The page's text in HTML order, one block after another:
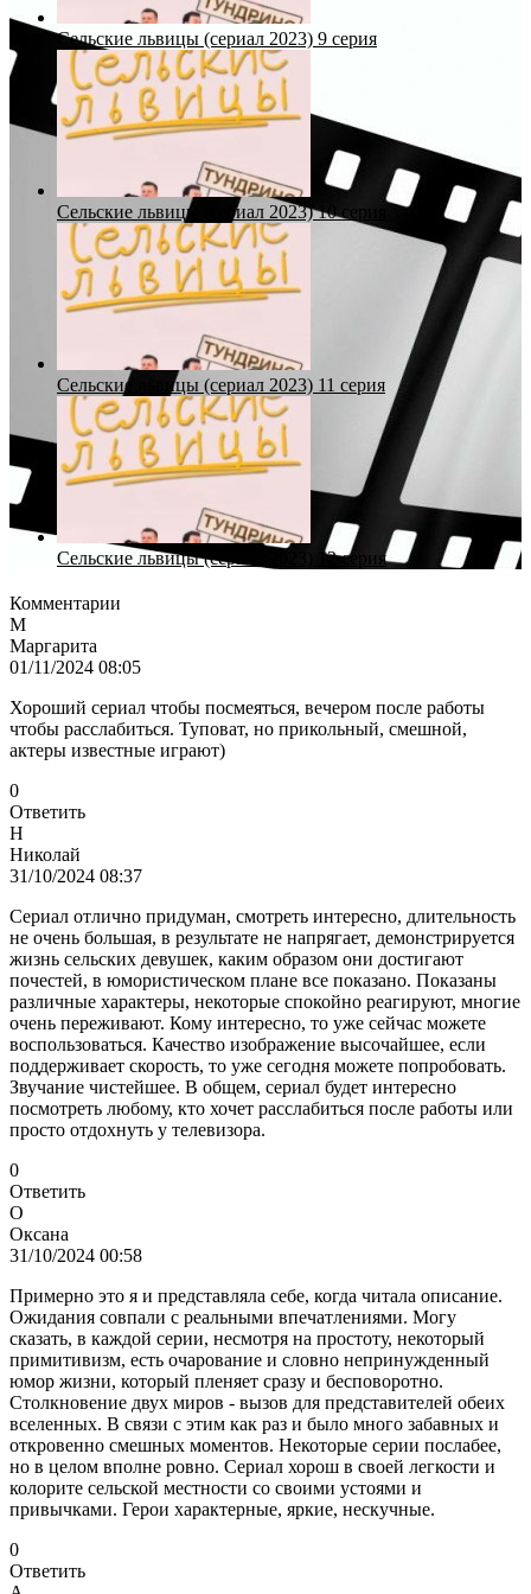
Сельские львицы (сериал 2023) 9 серия
Сельские львицы (сериал 2023) 10 серия
Сельские львицы (сериал 2023) 11 серия
Сельские львицы (сериал 2023) 12 серия
Комментарии
М
Маргарита
01/11/2024 08:05
Хороший сериал чтобы посмеяться, вечером после работы
чтобы расслабиться. Туповат, но прикольный, смешной,
актеры известные играют)
0
Ответить
Н
Николай
31/10/2024 08:37
Сериал отлично придуман, смотреть интересно, длительность
не очень большая, в результате не напрягает, демонстрируется
жизнь сельских девушек, каким образом они достигают
почестей, в юмористическом плане все показано. Показаны
различные характеры, некоторые спокойно реагируют, многие
очень переживают. Кому интересно, то уже сейчас можете
воспользоваться. Качество изображение высочайшее, если
поддерживает скорость, то уже сегодня можете попробовать.
Звучание чистейшее. В общем, сериал будет интересно
посмотреть любому, кто хочет расслабиться после работы или
просто отдохнуть у телевизора.
0
Ответить
О
Оксана
31/10/2024 00:58
Примерно это я и представляла себе, когда читала описание.
Ожидания совпали с реальными впечатлениями. Могу
сказать, в каждой серии, несмотря на простоту, некоторый
примитивизм, есть очарование и словно непринужденный
юмор жизни, который пленяет сразу и бесповоротно.
Столкновение двух миров - вызов для представителей обеих
вселенных. В связи с этим как раз и было много забавных и
откровенно смешных моментов. Некоторые серии послабее,
но в целом вполне ровно. Сериал хорош в своей легкости и
колорите сельской местности со своими устоями и
привычками. Герои характерные, яркие, нескучные.
0
Ответить